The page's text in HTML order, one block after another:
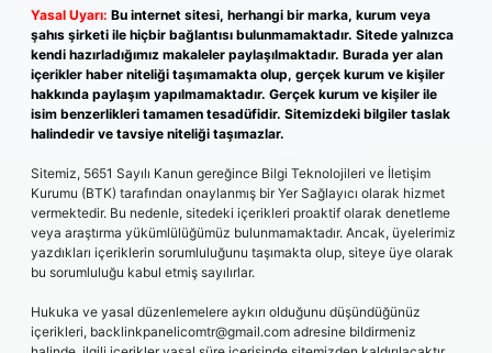
Yasal Uyarı: Bu internet sitesi, herhangi bir marka, kurum veya
şahıs şirketi ile hiçbir bağlantısı bulunmamaktadır. Sitede yalnızca
kendi hazırladığımız makaleler paylaşılmaktadır. Burada yer alan
içerikler haber niteliği taşımamakta olup, gerçek kurum ve kişiler
hakkında paylaşım yapılmamaktadır. Gerçek kurum ve kişiler ile
isim benzerlikleri tamamen tesadüfidir. Sitemizdeki bilgiler taslak
halindedir ve tavsiye niteliği taşımazlar.
Sitemiz, 5651 Sayılı Kanun gereğince Bilgi Teknolojileri ve İletişim
Kurumu (BTK) tarafından onaylanmış bir Yer Sağlayıcı olarak hizmet
vermektedir. Bu nedenle, sitedeki içerikleri proaktif olarak denetleme
veya araştırma yükümlülüğümüz bulunmamaktadır. Ancak, üyelerimiz
yazdıkları içeriklerin sorumluluğunu taşımakta olup, siteye üye olarak
bu sorumluluğu kabul etmiş sayılırlar.
Hukuka ve yasal düzenlemelere aykırı olduğunu düşündüğünüz
içerikleri, backlinkpanelicomtr@gmail.com adresine bildirmeniz